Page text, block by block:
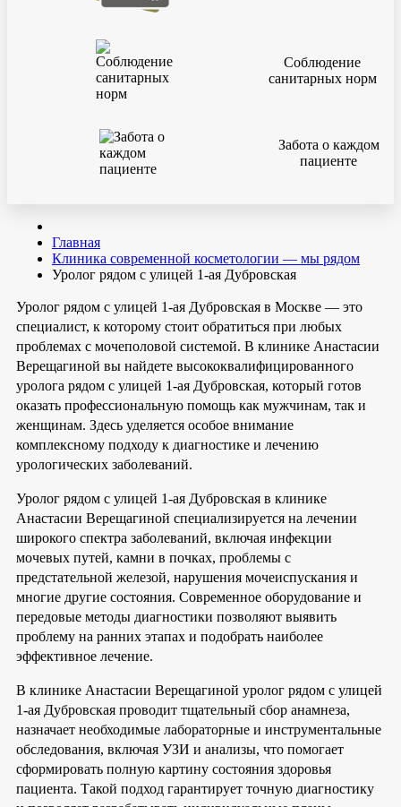
Соблюдение
санитарных норм
Забота о каждом
пациенте
Главная
Клиника современной косметологии — мы рядом
Уролог рядом с улицей 1-ая Дубровская
Уролог рядом с улицей 1-ая Дубровская в Москве — это
специалист, к которому стоит обратиться при любых
проблемах с мочеполовой системой. В клинике Анастасии
Верещагиной вы найдете высококвалифицированного
уролога рядом с улицей 1-ая Дубровская, который готов
оказать профессиональную помощь как мужчинам, так и
женщинам. Здесь уделяется особое внимание
комплексному подходу к диагностике и лечению
урологических заболеваний.
Уролог рядом с улицей 1-ая Дубровская в клинике
Анастасии Верещагиной специализируется на лечении
широкого спектра заболеваний, включая инфекции
мочевых путей, камни в почках, проблемы с
предстательной железой, нарушения мочеиспускания и
многие другие состояния. Современное оборудование и
передовые методы диагностики позволяют выявить
проблему на ранних этапах и подобрать наиболее
эффективное лечение.
В клинике Анастасии Верещагиной уролог рядом с улицей
1-ая Дубровская проводит тщательный сбор анамнеза,
назначает необходимые лабораторные и инструментальные
обследования, включая УЗИ и анализы, что помогает
сформировать полную картину состояния здоровья
пациента. Такой подход гарантирует точную диагностику